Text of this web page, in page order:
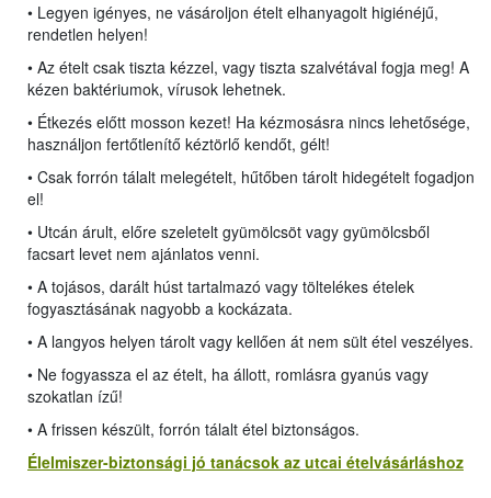
• Legyen igényes, ne vásároljon ételt elhanyagolt higiénéjű,
rendetlen helyen!
• Az ételt csak tiszta kézzel, vagy tiszta szalvétával fogja meg! A
kézen baktériumok, vírusok lehetnek.
• Étkezés előtt mosson kezet! Ha kézmosásra nincs lehetősége,
használjon fertőtlenítő kéztörlő kendőt, gélt!
• Csak forrón tálalt melegételt, hűtőben tárolt hidegételt fogadjon
el!
• Utcán árult, előre szeletelt gyümölcsöt vagy gyümölcsből
facsart levet nem ajánlatos venni.
• A tojásos, darált húst tartalmazó vagy töltelékes ételek
fogyasztásának nagyobb a kockázata.
• A langyos helyen tárolt vagy kellően át nem sült étel veszélyes.
• Ne fogyassza el az ételt, ha állott, romlásra gyanús vagy
szokatlan ízű!
• A frissen készült, forrón tálalt étel biztonságos.
Élelmiszer-biztonsági jó tanácsok az utcai ételvásárláshoz